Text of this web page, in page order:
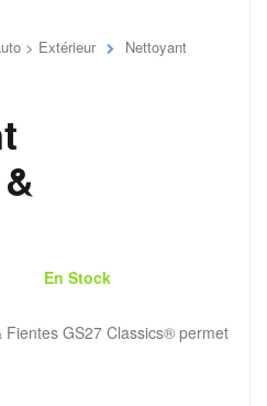
> Extérieur
Nettoyant
En Stock
Fientes GS27 Classics® permet